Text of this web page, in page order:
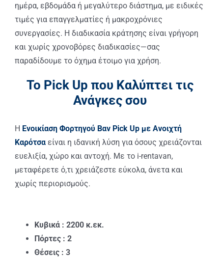
ημέρα, εβδομάδα ή μεγαλύτερο διάστημα, με ειδικές
τιμές για επαγγελματίες ή μακροχρόνιες
συνεργασίες. Η διαδικασία κράτησης είναι γρήγορη
και χωρίς χρονοβόρες διαδικασίες—σας
παραδίδουμε το όχημα έτοιμο για χρήση.
Το Pick Up που Καλύπτει τις
Ανάγκες σου
Η Ενοικίαση Φορτηγού Βαν Pick Up με Ανοιχτή
Καρότσαείναι η ιδανική λύση για όσους χρειάζονται
ευελιξία, χώρο και αντοχή. Με το i-rentavan,
μεταφέρετε ό,τι χρειάζεστε εύκολα, άνετα και
χωρίς περιορισμούς.
Κυβικά : 2200 κ.εκ.
Πόρτες : 2
Θέσεις : 3